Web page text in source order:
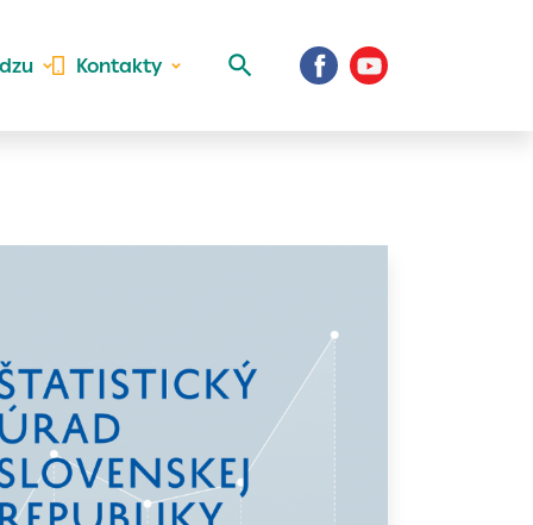
Kontakty
aktivite a
Vaše prihlásenie